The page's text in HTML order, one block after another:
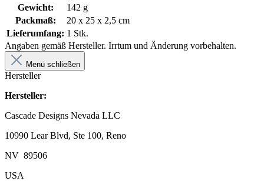
Gewicht:
142 g
Packmaß:
20 x 25 x 2,5 cm
Lieferumfang: 1 Stk.
Angaben gemäß Hersteller. Irrtum und Änderung vorbehalten.
Menü schließen
Hersteller
Hersteller:
Cascade Designs Nevada LLC
10990 Lear Blvd, Ste 100, Reno
NV 89506
USA